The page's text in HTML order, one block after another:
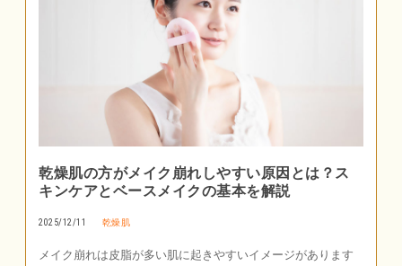
乾燥肌の方がメイク崩れしやすい原因とは？ス
キンケアとベースメイクの基本を解説
2025/12/11 乾燥肌
メイク崩れは皮脂が多い肌に起きやすいイメージがあります